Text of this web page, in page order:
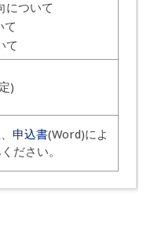
について
て
て
)
申込書(Word)によ
ださい。